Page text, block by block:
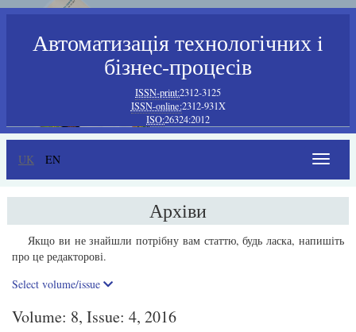
Автоматизація технологічних i
бізнес-процесів
ISSN-print:2312-3125
ISSN-online:2312-931X
ISO:26324:2012
UK EN
Toggle
Архіви
Якщо ви не знайшли потрібну вам статтю, будь ласка, напишіть
про це редакторові.
Select volume/issue
Volume: 8, Issue: 4, 2016